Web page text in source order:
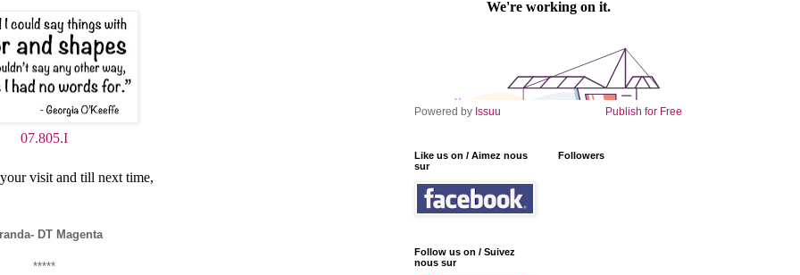
07.805.I
visit and till next time,
DT Magenta
*****
Powered by Issuu Publish for Free
Like us on / Aimez nous
sur
Follow us on / Suivez
nous sur
Followers